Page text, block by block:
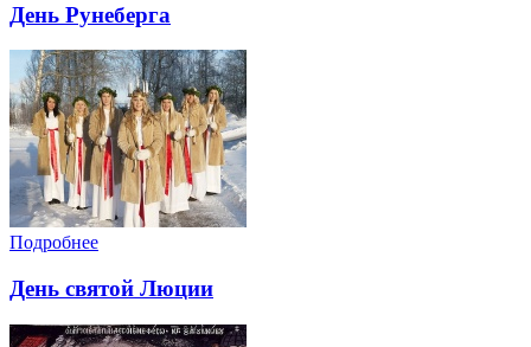
День Рунеберга
Подробнее
День святой Люции